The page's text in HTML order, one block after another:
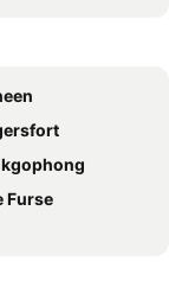
Furse